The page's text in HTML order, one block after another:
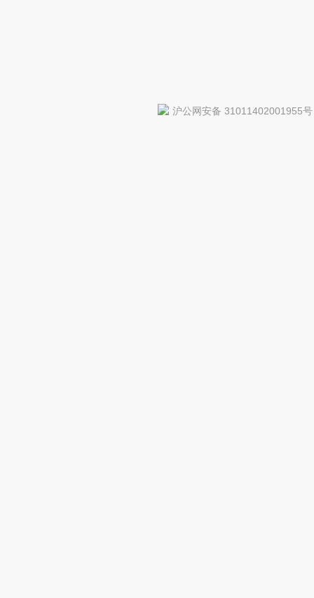
沪公网安备 31011402001955号